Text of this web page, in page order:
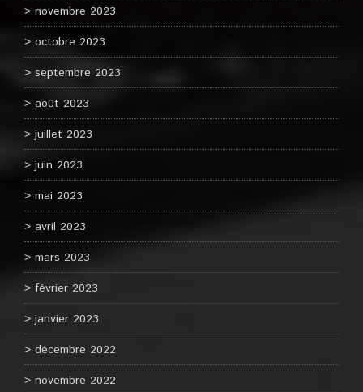
novembre 2023
octobre 2023
septembre 2023
août 2023
juillet 2023
juin 2023
mai 2023
avril 2023
mars 2023
février 2023
janvier 2023
décembre 2022
novembre 2022